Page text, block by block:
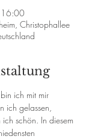
Christophallee
ich mit mir
ich gelassen,
schön. In diesem